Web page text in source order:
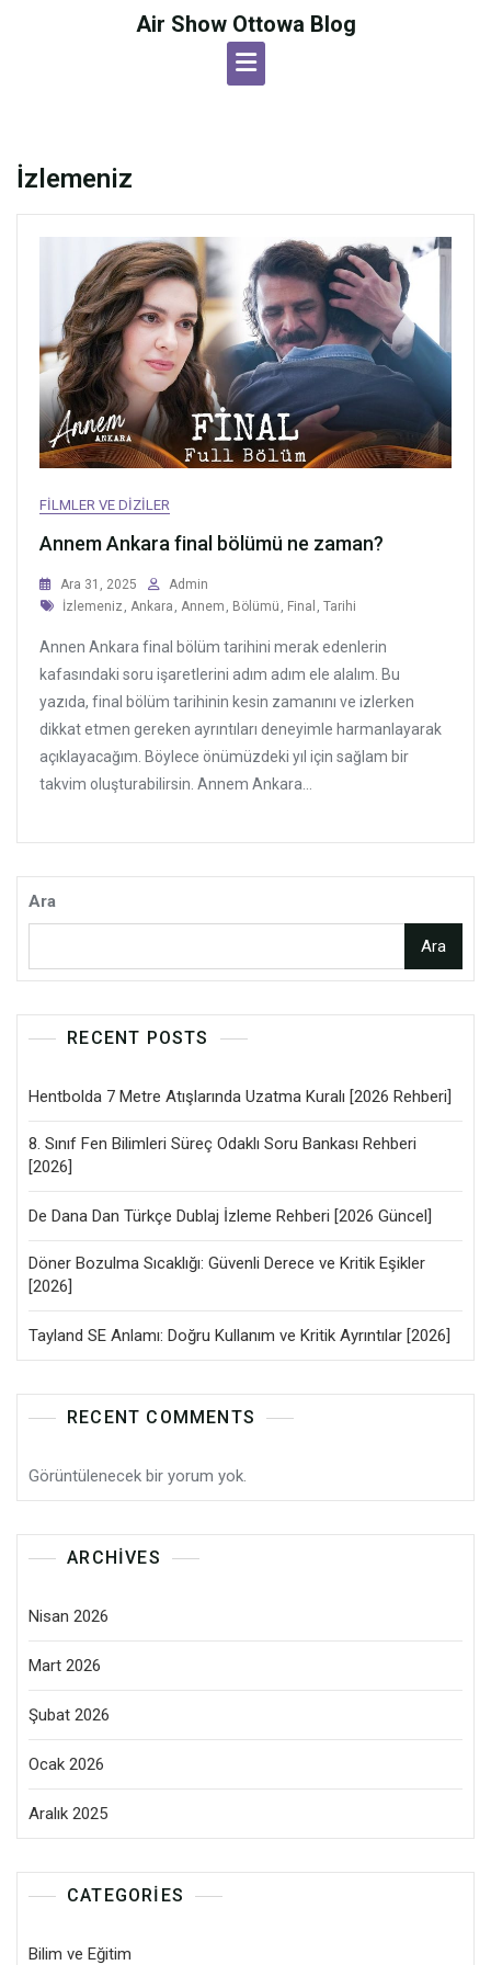
Air Show Ottowa Blog
İzlemeniz
FILMLER VE DIZILER
Annem Ankara final bölümü ne zaman?
Ara 31, 2025
Admin
Tags
İzlemeniz , Ankara , Annem , Bölümü , Final , Tarihi
Annen Ankara final bölüm tarihini merak edenlerin
kafasındaki soru işaretlerini adım adım ele alalım. Bu
yazıda, final bölüm tarihinin kesin zamanını ve izlerken
dikkat etmen gereken ayrıntıları deneyimle harmanlayarak
açıklayacağım. Böylece önümüzdeki yıl için sağlam bir
takvim oluşturabilirsin. Annem Ankara...
Ara
Ara
RECENT POSTS
Hentbolda 7 Metre Atışlarında Uzatma Kuralı [2026 Rehberi]
8. Sınıf Fen Bilimleri Süreç Odaklı Soru Bankası Rehberi
[2026]
De Dana Dan Türkçe Dublaj İzleme Rehberi [2026 Güncel]
Döner Bozulma Sıcaklığı: Güvenli Derece ve Kritik Eşikler
[2026]
Tayland SE Anlamı: Doğru Kullanım ve Kritik Ayrıntılar [2026]
RECENT COMMENTS
Görüntülenecek bir yorum yok.
ARCHIVES
Nisan 2026
Mart 2026
Şubat 2026
Ocak 2026
Aralık 2025
CATEGORIES
Bilim ve Eğitim